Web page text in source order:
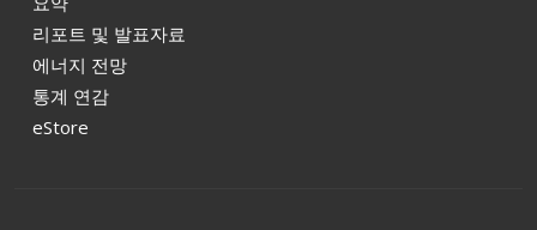
리포트 및 발표자료
에너지 전망
통계 연감
eStore